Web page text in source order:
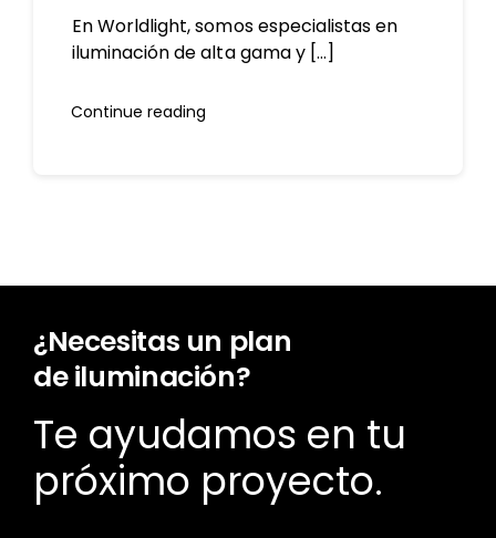
En Worldlight, somos especialistas en
iluminación de alta gama y [...]
Continue reading
¿Necesitas un plan
de iluminación?
Te ayudamos en tu
próximo proyecto.